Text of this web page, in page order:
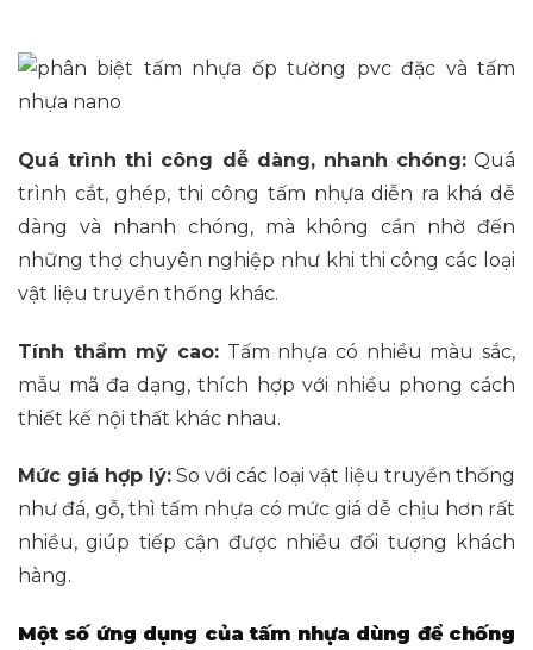
Quá trình thi công dễ dàng, nhanh chóng:Quá
trình cắt, ghép, thi công tấm nhựa diễn ra khá dễ
dàng và nhanh chóng, mà không cần nhờ đến
những thợ chuyên nghiệp như khi thi công các loại
vật liệu truyền thống khác.
Tính thẩm mỹ cao: Tấm nhựa có nhiều màu sắc,
mẫu mã đa dạng, thích hợp với nhiều phong cách
thiết kế nội thất khác nhau.
Mức giá hợp lý: So với các loại vật liệu truyền thống
như đá, gỗ, thì tấm nhựa có mức giá dễ chịu hơn rất
nhiều, giúp tiếp cận được nhiều đối tượng khách
hàng.
Một số ứng dụng của tấm nhựa dùng để chống